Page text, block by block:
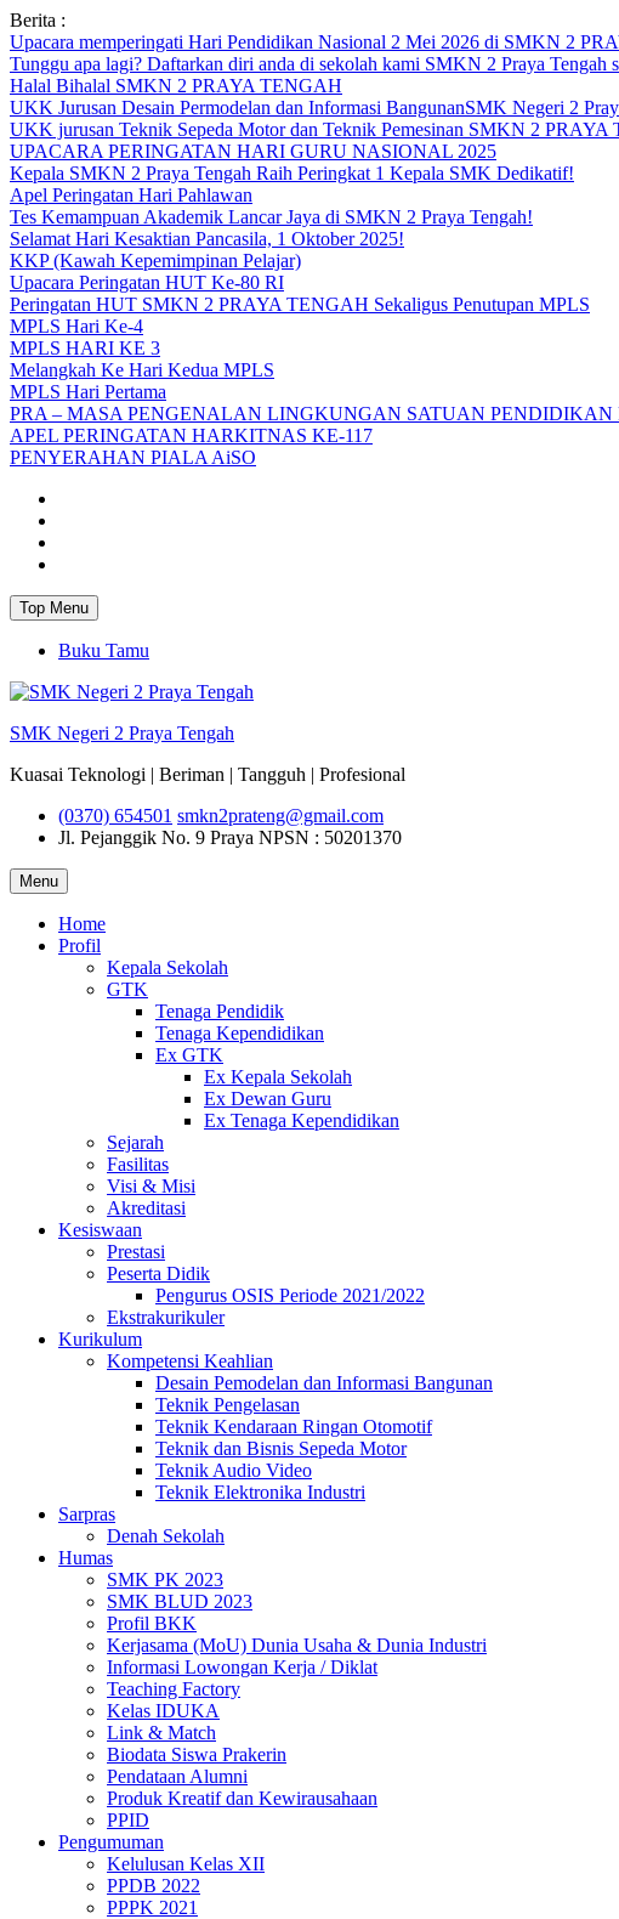
Skip
to
content
Berita :
Upacara memperingati Hari Pendidikan Nasional 2 Mei 2026 di SMKN 2
Tunggu apa lagi? Daftarkan diri anda di sekolah kami SMKN 2 Praya Tengah
Halal Bihalal SMKN 2 PRAYA TENGAH
UKK Jurusan Desain Permodelan dan Informasi BangunanSMK Negeri 2
UKK jurusan Teknik Sepeda Motor dan Teknik Pemesinan SMKN 2
UPACARA PERINGATAN HARI GURU NASIONAL 2025
Kepala SMKN 2 Praya Tengah Raih Peringkat 1 Kepala SMK Dedikatif!
Apel Peringatan Hari Pahlawan
Tes Kemampuan Akademik Lancar Jaya di SMKN 2 Praya Tengah!
Selamat Hari Kesaktian Pancasila, 1 Oktober 2025!
KKP (Kawah Kepemimpinan Pelajar)
Upacara Peringatan HUT Ke-80 RI
Peringatan HUT SMKN 2 PRAYA TENGAH Sekaligus Penutupan MPLS
MPLS Hari Ke-4
MPLS HARI KE 3
Melangkah Ke Hari Kedua MPLS
MPLS Hari Pertama
PRA – MASA PENGENALAN LINGKUNGAN SATUAN
APEL PERINGATAN HARKITNAS KE-117
PENYERAHAN PIALA AiSO
Top Menu
Buku Tamu
SMK Negeri 2 Praya Tengah
Kuasai Teknologi | Beriman | Tangguh | Profesional
(0370) 654501 smkn2prateng@gmail.com
Jl. Pejanggik No. 9 Praya NPSN : 50201370
Menu
Home
Profil
Kepala Sekolah
GTK
Tenaga Pendidik
Tenaga Kependidikan
Ex GTK
Ex Kepala Sekolah
Ex Dewan Guru
Ex Tenaga Kependidikan
Sejarah
Fasilitas
Visi & Misi
Akreditasi
Kesiswaan
Prestasi
Peserta Didik
Pengurus OSIS Periode 2021/2022
Ekstrakurikuler
Kurikulum
Kompetensi Keahlian
Desain Pemodelan dan Informasi Bangunan
Teknik Pengelasan
Teknik Kendaraan Ringan Otomotif
Teknik dan Bisnis Sepeda Motor
Teknik Audio Video
Teknik Elektronika Industri
Sarpras
Denah Sekolah
Humas
SMK PK 2023
SMK BLUD 2023
Profil BKK
Kerjasama (MoU) Dunia Usaha & Dunia Industri
Informasi Lowongan Kerja / Diklat
Teaching Factory
Kelas IDUKA
Link & Match
Biodata Siswa Prakerin
Pendataan Alumni
Produk Kreatif dan Kewirausahaan
PPID
Pengumuman
Kelulusan Kelas XII
PPDB 2022
PPPK 2021